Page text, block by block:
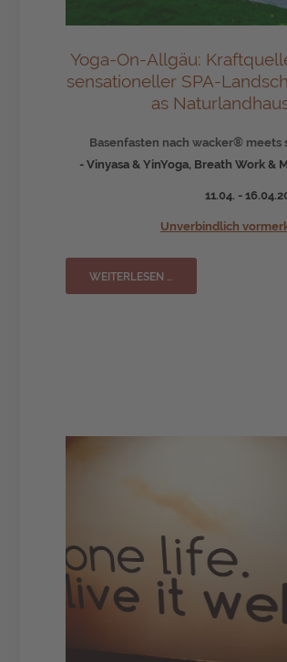
Yoga-On-Allgäu:
sensationeller SPA-
as
Basenfasten nach wacker® meets
- Vinyasa & YinYoga, Breath Work &
11.04. -
Unverbindlich
WEITERLESEN …